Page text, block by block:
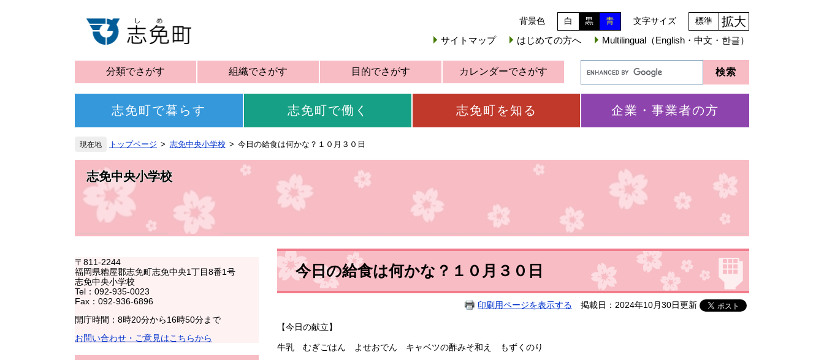
背景色 白 黒 青 文字サイズ 標準 拡大
サイトマップ はじめての方へ Multilingual（English・中文・한글）
分類でさがす 組織でさがす 目的でさがす カレンダーでさがす
志免町で暮らす 志免町で働く 志免町を知る 企業・事業者の方
トップページ 志免中央小学校 今日の給食は何かな？１０月３０日
志免中央小学校
〒811-2244
福岡県糟屋郡志免町志免中央1丁目8番1号
志免中央小学校
Tel：092-935-0023
Fax：092-936-6896
開庁時間：8時20分から16時50分まで
お問い合わせ・ご意見はこちらから
今日の給食は何かな？１０月３０日
印刷用ページを表示する 掲載日：2024年10月30日更新
【今日の献立】
牛乳 むぎごはん よせおでん キャベツの酢みそ和え もずくのり